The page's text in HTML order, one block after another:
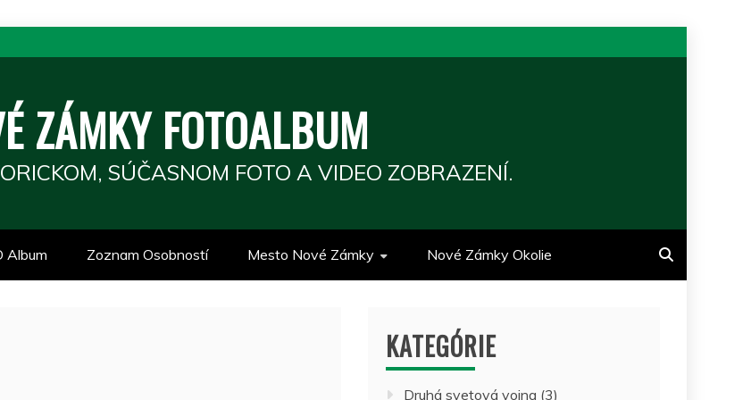
ZÁMKY FOTOALBUM
SÚČASNOM FOTO A VIDEO ZOBRAZENÍ.
Album Zoznam Osobností Mesto Nové Zámky Nové Zámky Okolie
KATEGÓRIE
Druhá svetová vojna (3)